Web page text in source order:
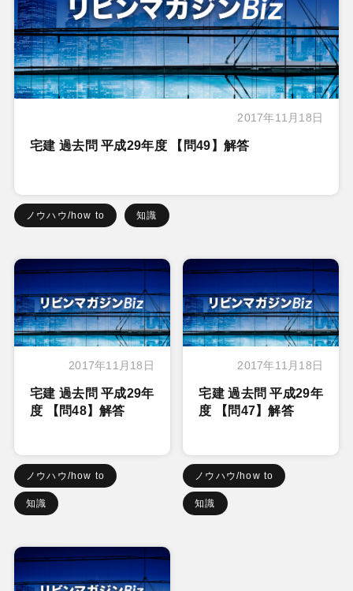
2017年11月18日
宅建 過去問 平成29年度 【問49】解答
ノウハウ/how to 知識
2017年11月18日
宅建 過去問 平成29年
度 【問48】解答
ノウハウ/how to
知識
2017年11月18日
宅建 過去問 平成29年
度 【問47】解答
ノウハウ/how to
知識